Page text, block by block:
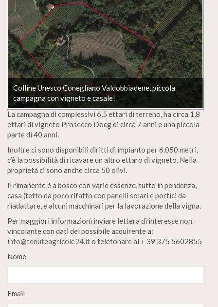
Colline Unesco Conegliano Valdobbiadene, piccola
campagna con vigneto e casale!
La campagna di complessivi 6,5 ettari di terreno, ha circa 1,8
ettari di vigneto Prosecco Docg di circa 7 anni e una piccola
parte di 40 anni.
Inoltre ci sono disponibili diritti di impianto per 6.050 metri,
c’è la possibilità di ricavare un altro ettaro di vigneto. Nella
proprietà ci sono anche circa 50 olivi.
Il rimanente è a bosco con varie essenze, tutto in pendenza,
casa (tetto da poco rifatto con panelli solari e portici da
riadattare, e alcuni macchinari per la lavorazione della vigna.
Per maggiori informazioni inviare lettera di interesse non
vincolante con dati del possibile acquirente a:
info@tenuteagricole24.ito telefonare al + 39 375 5602855
Nome
Email